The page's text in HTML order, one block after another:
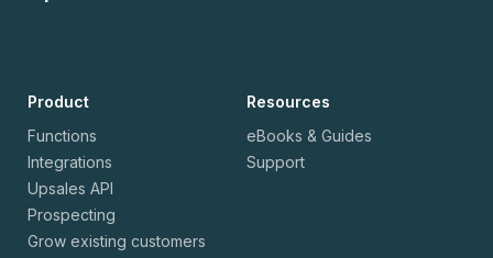
Product
Functions
Integrations
Upsales API
Prospecting
Grow existing customers
Resources
eBooks & Guides
Support